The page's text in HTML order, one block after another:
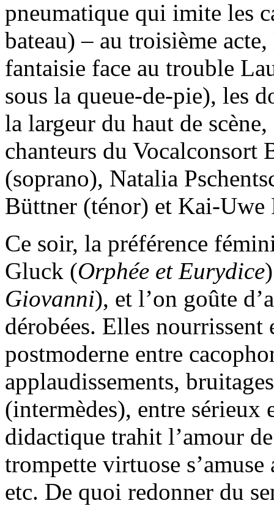
pneumatique qui imite les
bateau) – au troisième
fantaisie face au trouble
sous la queue-de-pie), les
la largeur du haut de
chanteurs du
(soprano), Natalia
Büttner (ténor) et Kai-Uwe
Ce soir, la préférence
Gluck (Orphée et Eurydice
Giovanni), et l’on goûte
dérobées. Elles
postmoderne entre
applaudissements,
(intermèdes), entre
didactique trahit l’amour
trompette virtuose
etc. De quoi redonner du